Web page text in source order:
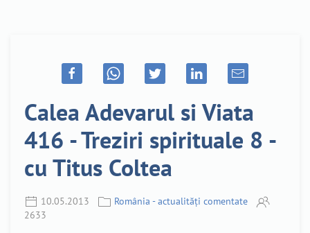
Calea Adevarul si Viata
416 - Treziri spirituale 8 -
cu Titus Coltea
10.05.2013
România - actualități comentate
2633